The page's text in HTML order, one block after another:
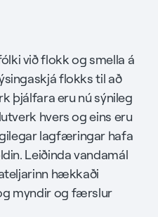
við flokk og smella á
flokks til að
þjálfara eru nú sýnileg
hvers og eins eru
lagfæringar hafa
Leiðinda vandamál
hækkaði
myndir og færslur